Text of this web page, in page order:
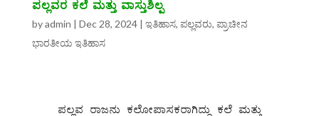
ಪಲ್ಲವರ ಕಲೆ ಮತ್ತು ವಾಸ್ತುಶಿಲ್ಪ
byadmin | Dec 28, 2024| ಇತಿಹಾಸ, ಪಲ್ಲವರು, ಪ್ರಾಚೀನ
ಭಾರತೀಯ ಇತಿಹಾಸ
ಪಲ್ಲವ ರಾಜನು ಕಲೋಪಾಸಕರಾಗಿದ್ದು ಕಲೆ ಮತ್ತು